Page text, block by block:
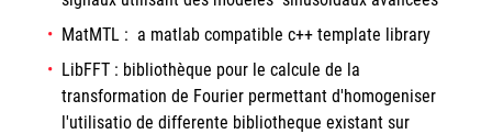
MatMTL : a matlab compatible c++ template library
LibFFT : bibliothèque pour le calcule de la
transformation de Fourier permettant d'homogeniser
l'utilisatio de differente bibliotheque existant sur